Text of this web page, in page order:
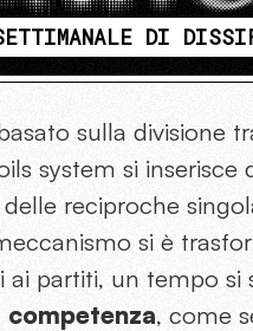
DI
sulla divisione
system si
reciproche
si è
partiti, un tempo si
competenza, come